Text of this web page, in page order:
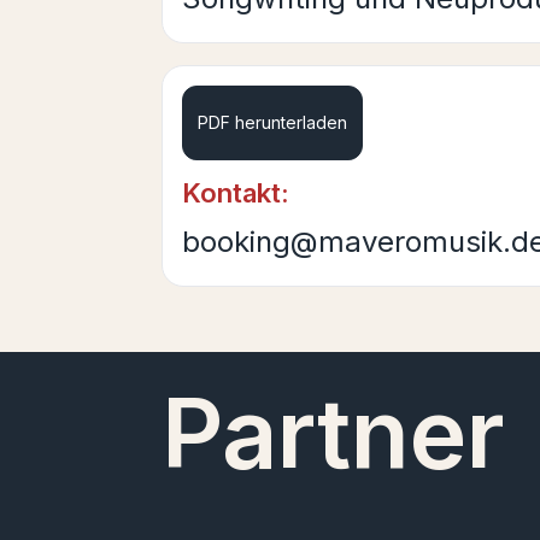
PDF herunterladen
Kontakt:
Partner